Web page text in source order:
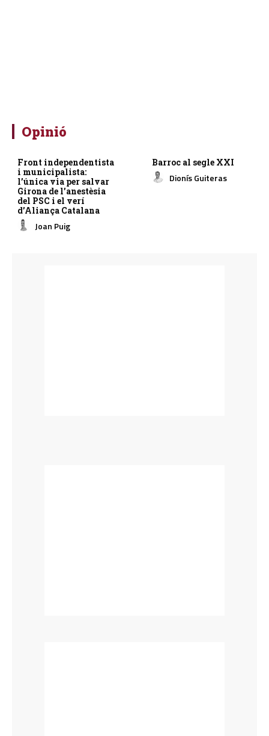
Opinió
Front independentista
i municipalista:
l’única via per salvar
Girona de l’anestèsia
del PSC i el verí
d’Aliança Catalana
Joan Puig
Barroc al segle XXI
Dionís Guiteras